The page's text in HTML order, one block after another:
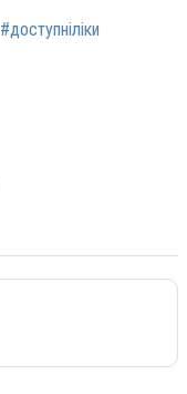
#доступніліки